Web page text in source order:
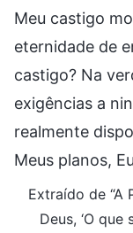
Meu castigo
eternidade de
castigo? Na
exigências a
realmente
Meus planos,
Extraído de “A
Deus, ‘O